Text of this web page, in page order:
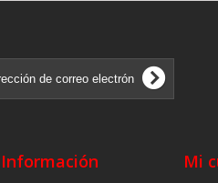
Información Mi